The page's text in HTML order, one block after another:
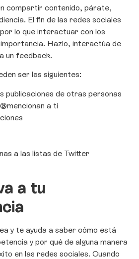
compartir contenido, párate,
El fin de las redes sociales
lo que interactuar con los
Hazlo, interactúa de
un feedback.
ser las siguientes:
publicaciones de otras personas
a ti
a las listas de Twitter
a tu
y te ayuda a saber cómo está
y por qué de alguna manera
en las redes sociales. Cuando